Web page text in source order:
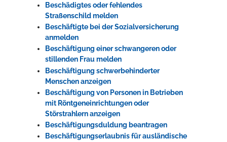
Beschädigtes oder fehlendes
Straßenschild melden
Beschäftigte bei der Sozialversicherung
anmelden
Beschäftigung einer schwangeren oder
stillenden Frau melden
Beschäftigung schwerbehinderter
Menschen anzeigen
Beschäftigung von Personen in Betrieben
mit Röntgeneinrichtungen oder
Störstrahlern anzeigen
Beschäftigungsduldung beantragen
Beschäftigungserlaubnis für ausländische